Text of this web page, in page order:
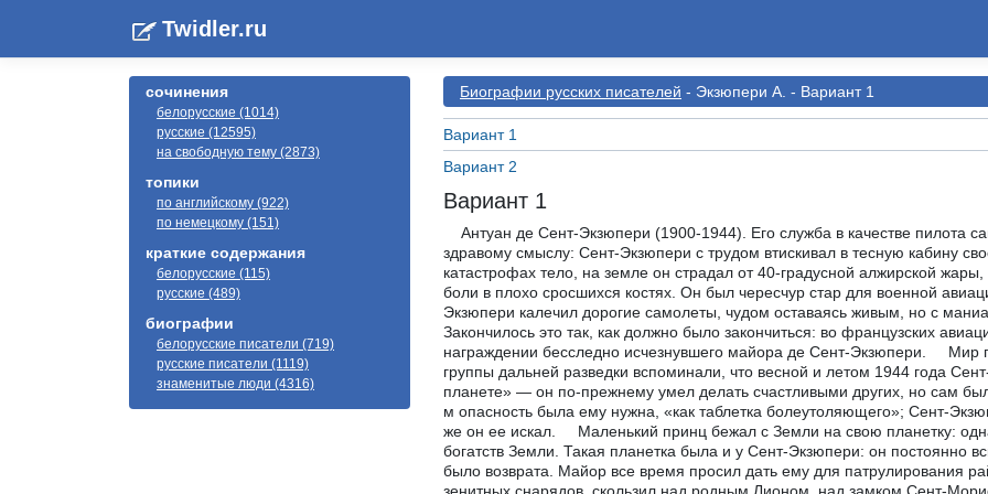
Twidler.ru
сочинения
белорусские (1014)
русские (12595)
на свободную тему (2873)
топики
по английскому (922)
по немецкому (151)
краткие содержания
белорусские (115)
русские (489)
биографии
белорусские писатели (719)
русские писатели (1119)
знаменитые люди (4316)
Биографии русскиx писателей - Экзюпери А. - Вариант 1
Вариант 1
Вариант 2
Вариант 1
Антуан де Сент-Экзюпери (1900-1944). Его служба в качестве пилота самолета-разведчика была постоянным вызовом здравому смыслу: Сент-Экзюпери с трудом втискивал в тесную кабину свое грузное, изломанное в многочисленных катастрофах тело, на земле он страдал от 40-градусной алжирской жары, в небе, на высоте десять тысяч метров, — от боли в плохо сросшихся костях. Он был чересчур стар для военной авиации, внимание и реакция подводили его — Сент-Экзюпери калечил дорогие самолеты, чудом оставаясь живым, но с маниакальным упрямством вновь поднимался в небо. Закончилось это так, как должно было закончиться: во французских авиационных частях зачитают приказ о подвиге и награждении бесследно исчезнувшего майора де Сент-Экзюпери. Мир потерял удивительно светлого человека. Пилоты группы дальней разведки вспоминали, что весной и летом 1944 года Сент-Экзюпери казался «потерявшимся на этой планете» — он по-прежнему умел делать счастливыми других, но сам был глубоко несчастен. А друзья говорили, что в 44-м опасность была ему нужна, «как таблетка болеутоляющего»; Сент-Экзюпери и раньше никогда не боялся смерти, теперь же он ее искал. Маленький принц бежал с Земли на свою планетку: одна-единственная роза казалась ему дороже всех богатств Земли. Такая планетка была и у Сент-Экзюпери: он постоянно вспоминал детство — потерянный рай, куда не было возврата. Майор все время просил дать ему для патрулирования район Аннесси и, окутанный облачками от разрывов зенитных снарядов, скользил над родным Лионом, над замком Сент-Морис де Реман, когда-то принадлежавшим его матери. С тех пор прошла не одна — несколько жизней, но только здесь он был по-настоящему счастлив. … Серые стены, увитые плющом, высокая каменная башня — в раннем средневековье ее сложили из больших круглых валунов, а в XVIII веке перестроили. Когда-то господа де Сент-Экзюпери пересиживали здесь набеги английских лучников, рыцарей-разбойников и собственных крестьян, а в начале XX века изрядно обветшавший замок приютил овдовевшую графиню Мари де Сент-Экзюпери и ее пятерых детей. Мать и дочери заняли первый этаж, мальчики обосновались на третьем. Огромная входная зала и зеркальная гостиная, портреты предков, рыцарские латы, драгоценные гобелены, обитая штофом мебель с полустершейся позолотой — старый дом был полон сокровищ, но маленького Антуана (в семье все звали его Тонио) привлекало не это. За домом был сеновал, за сеновалом — огромный парк, за парком тянулись поля, все еще принадлежащие его роду. На сеновале рожала черная кошка, в парке жили ласточки, в поле кувыркались кролики и шныряли крошечные мыши, для которых он строил домики из щепок, — живность занимала его больше всего на свете. Он пробовал приручать кузнечиков (Тонио сажал их в картонные коробки, и они погибали), выкармливал птенцов ласточки смоченным в вине хлебом и рыдал над опустевшим мышиным домиком — свобода оказалась дороже ежедневной порции крошек. Тонио дразнил брата, не слушал гувернантку и вопил на весь дом, когда мать шлепала его сафьяновой туфлей. Маленький граф любил все, что его окружало, и все любили его. Он пропадал в поле, отправлялся в дальние походы вместе с лесником и думал, что так будет продолжаться вечно. Детьми занималась гувернантка, на домашних праздниках они танцевали, одетые в камзолы XVIII века; их воспитывали в закрытых колледжах — образование Антуан завершил в Швейцарии… Но мадам де Сент-Экзюпери знала цену этой благодати: положение семьи было отчаянным. Граф Жан де Сент-Экзюпери скончался, когда Тонио не было и четырех лет, состояния он не оставил, а имение приносило все меньший доход. Заботиться о своем будущем детям предстояло самим — взрослый мир, поджидавший разорившихся аристократов за воротами замка, был холоден, равнодушен и пошл. До 16 лет юный граф жил совершенно беззаботно — Тонио притаскивал домой животных, возился с моделями моторов, дразнил брата и изводил учительницу сестер. Мыши все время разбегались — и он принес в замок белую крысу; зверюшка оказалась на удивление ласковой, но в один скверный день с ней разделался не переносивший грызунов садовник. Потом в нем проснулся Эдисон, и он принялся собирать механизмы. Телефон из жестянок и консервных банок работал отлично, а паровой двигатель взорвался прямо в руках — от ужаса и боли он потерял сознание. Затем Тонио увлекся гипнозом и терроризировал бонну, обожавшую сладкое, — наткнувшись на повелительный взгляд ужасного ребенка, несчастная старая дева замирала над коробкой вишни в шоколаде, как кролик перед удавом. Антуан был проказлив и очарователен — ладный, крепкий, со светло-русой кудрявой головой и мило вздернутым носом… Детство кончилось, когда от лихорадки умер любимый брат Франсуа. Он завещал Антуану велосипед и ружье, причастился и отошел в мир иной — Сент-Экзюпери навсегда запомнил его спокойное и строгое лицо. Тонио уже семнадцать — впереди военная служба, а затем надо думать о карьере. Детство кончилось — и вместе с ним исчез прежний золотоволосый Тонио. Антуан вытянулся и подурнел: волосы распрямились, глаза округлились, брови почернели — теперь он был похож на совенка. В большой мир вышел нескладный, застенчивый, нищий, не приспособленный к самостоятельной жизни, исполненный любви и веры юнец — и мир тут же набил ему шишки. Антуана де Сент-Экзюпери призвали в армию. Он выбрал авиацию и отправился служить в Страсбург. Мать давала ему денег на квартиру: сто двадцать франков в месяц (для мадам де Сент-Экзюпери это была очень большая сумма!), и у сына появилось пристанище. Антуан принимал ванну, пил кофе и звонил домой по своему собственному телефону. Теперь у него было время для досуга, и он не мог не влюбиться. Мадам де Вильморен была настоящей светской дамой — молодая вдова со связями, состоянием и большими амбициями. Ее дочь Луиза славилась умом, образованностью и нежной красотой. Правда, она не отличалась крепким здоровьем и около года провела в постели, но это только добавляло ей очарования. Луиза, утопая в подушках, принимала